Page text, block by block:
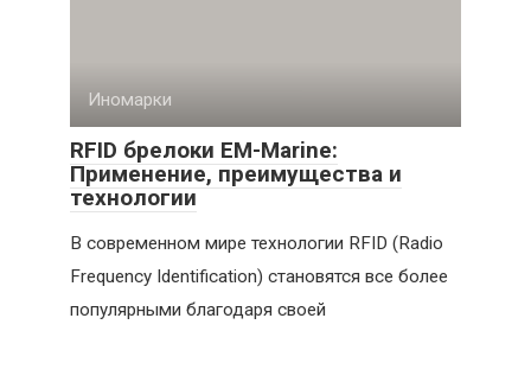
Иномарки
RFID брелоки EM-Marine:
Применение, преимущества и
технологии
В современном мире технологии RFID (Radio
Frequency Identification) становятся все более
популярными благодаря своей